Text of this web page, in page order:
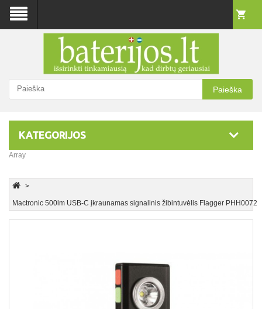
Paieška
KATEGORIJOS
Array
Mactronic 500lm USB-C įkraunamas signalinis žibintuvėlis Flagger PHH0072